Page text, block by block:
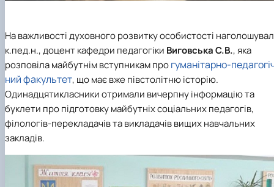
На важливості духовного розвитку особистості
к.пед.н., доцент кафедри педагогіки Виговська С.В., яка
розповіла майбутнім вступникам прогуманітарно-
ний факультет, що має вже півстолітню історію.
Одинадцятикласники отримали вичерпну інформацію та
буклети про підготовку майбутніх соціальних педагогів,
філологів-перекладачів та викладачів вищих навчальних
закладів.